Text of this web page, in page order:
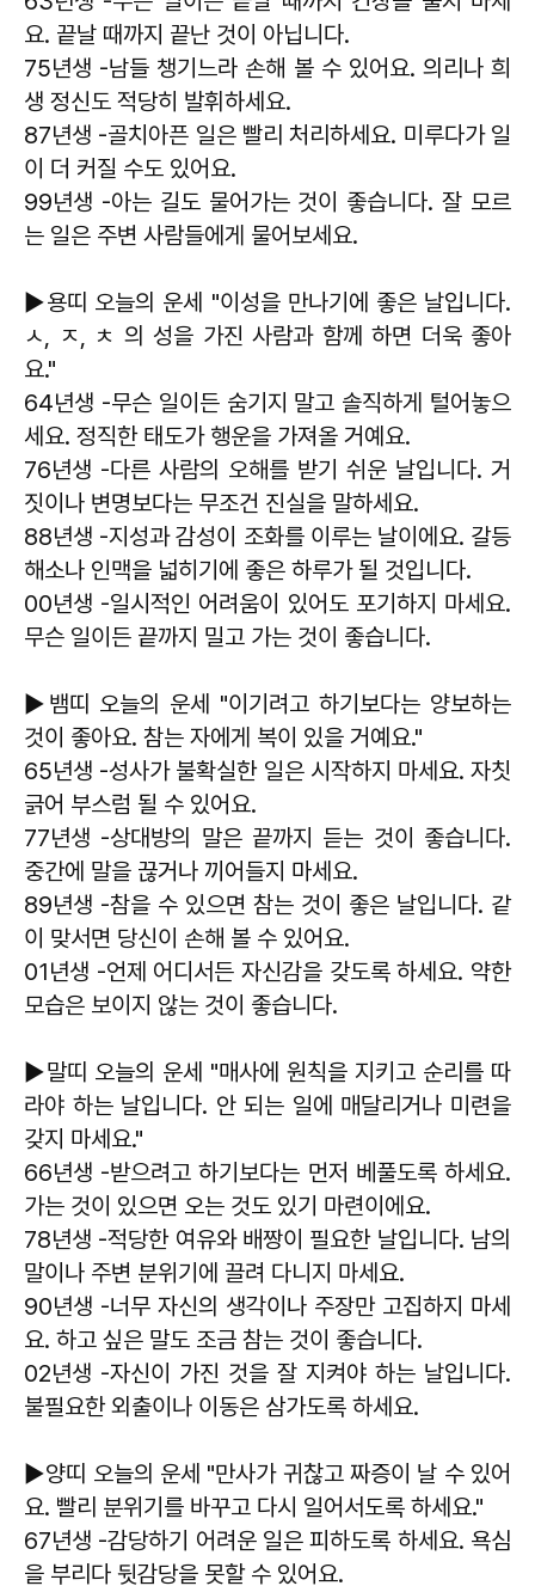
요. 끝날 때까지 끝난 것이 아닙니다.
75년생 -남들 챙기느라 손해 볼 수 있어요. 의리나 희
생 정신도 적당히 발휘하세요.
87년생 -골치아픈 일은 빨리 처리하세요. 미루다가 일
이 더 커질 수도 있어요.
99년생 -아는 길도 물어가는 것이 좋습니다. 잘 모르
는 일은 주변 사람들에게 물어보세요.
▶용띠 오늘의 운세 "이성을 만나기에 좋은 날입니다.
ㅅ, ㅈ, ㅊ 의 성을 가진 사람과 함께 하면 더욱 좋아
요."
64년생 -무슨 일이든 숨기지 말고 솔직하게 털어놓으
세요. 정직한 태도가 행운을 가져올 거예요.
76년생 -다른 사람의 오해를 받기 쉬운 날입니다. 거
짓이나 변명보다는 무조건 진실을 말하세요.
88년생 -지성과 감성이 조화를 이루는 날이에요. 갈등
해소나 인맥을 넓히기에 좋은 하루가 될 것입니다.
00년생 -일시적인 어려움이 있어도 포기하지 마세요.
무슨 일이든 끝까지 밀고 가는 것이 좋습니다.
▶뱀띠 오늘의 운세 "이기려고 하기보다는 양보하는
것이 좋아요. 참는 자에게 복이 있을 거예요."
65년생 -성사가 불확실한 일은 시작하지 마세요. 자칫
긁어 부스럼 될 수 있어요.
77년생 -상대방의 말은 끝까지 듣는 것이 좋습니다.
중간에 말을 끊거나 끼어들지 마세요.
89년생 -참을 수 있으면 참는 것이 좋은 날입니다. 같
이 맞서면 당신이 손해 볼 수 있어요.
01년생 -언제 어디서든 자신감을 갖도록 하세요. 약한
모습은 보이지 않는 것이 좋습니다.
▶말띠 오늘의 운세 "매사에 원칙을 지키고 순리를 따
라야 하는 날입니다. 안 되는 일에 매달리거나 미련을
갖지 마세요."
66년생 -받으려고 하기보다는 먼저 베풀도록 하세요.
가는 것이 있으면 오는 것도 있기 마련이에요.
78년생 -적당한 여유와 배짱이 필요한 날입니다. 남의
말이나 주변 분위기에 끌려 다니지 마세요.
90년생 -너무 자신의 생각이나 주장만 고집하지 마세
요. 하고 싶은 말도 조금 참는 것이 좋습니다.
02년생 -자신이 가진 것을 잘 지켜야 하는 날입니다.
불필요한 외출이나 이동은 삼가도록 하세요.
▶양띠 오늘의 운세 "만사가 귀찮고 짜증이 날 수 있어
요. 빨리 분위기를 바꾸고 다시 일어서도록 하세요."
67년생 -감당하기 어려운 일은 피하도록 하세요. 욕심
을 부리다 뒷감당을 못할 수 있어요.